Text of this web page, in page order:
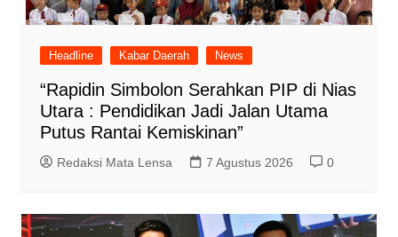
Headline Kabar Daerah News
“Rapidin Simbolon Serahkan PIP di Nias
Utara : Pendidikan Jadi Jalan Utama
Putus Rantai Kemiskinan”
Redaksi Mata Lensa 7 Agustus 2026 0